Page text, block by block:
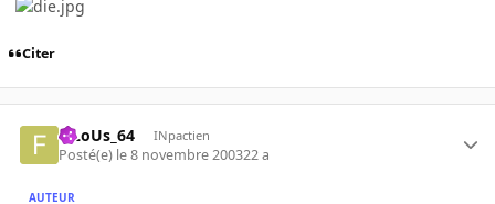
Citer
FiLoUs_64 INpactien
Posté(e) le 8 novembre 200322 a
AUTEUR